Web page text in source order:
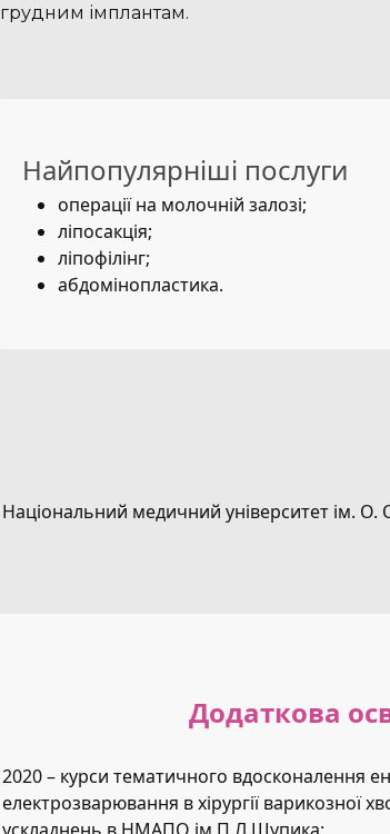
грудним імплантам.
Найпопулярніші послуги
операції на молочній залозі;
ліпосакція;
ліпофілінг;
абдомінопластика.
Національний медичний університет ім. О.
Додаткова
2020 – курси тематичного вдосконалення
електрозварювання в хірургії варикозної